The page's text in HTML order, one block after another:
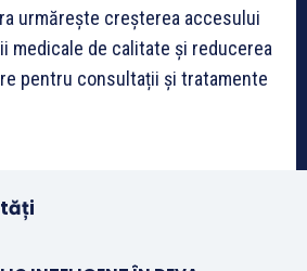
urmărește creșterea accesului
medicale de calitate și reducerea
pentru consultații și tratamente